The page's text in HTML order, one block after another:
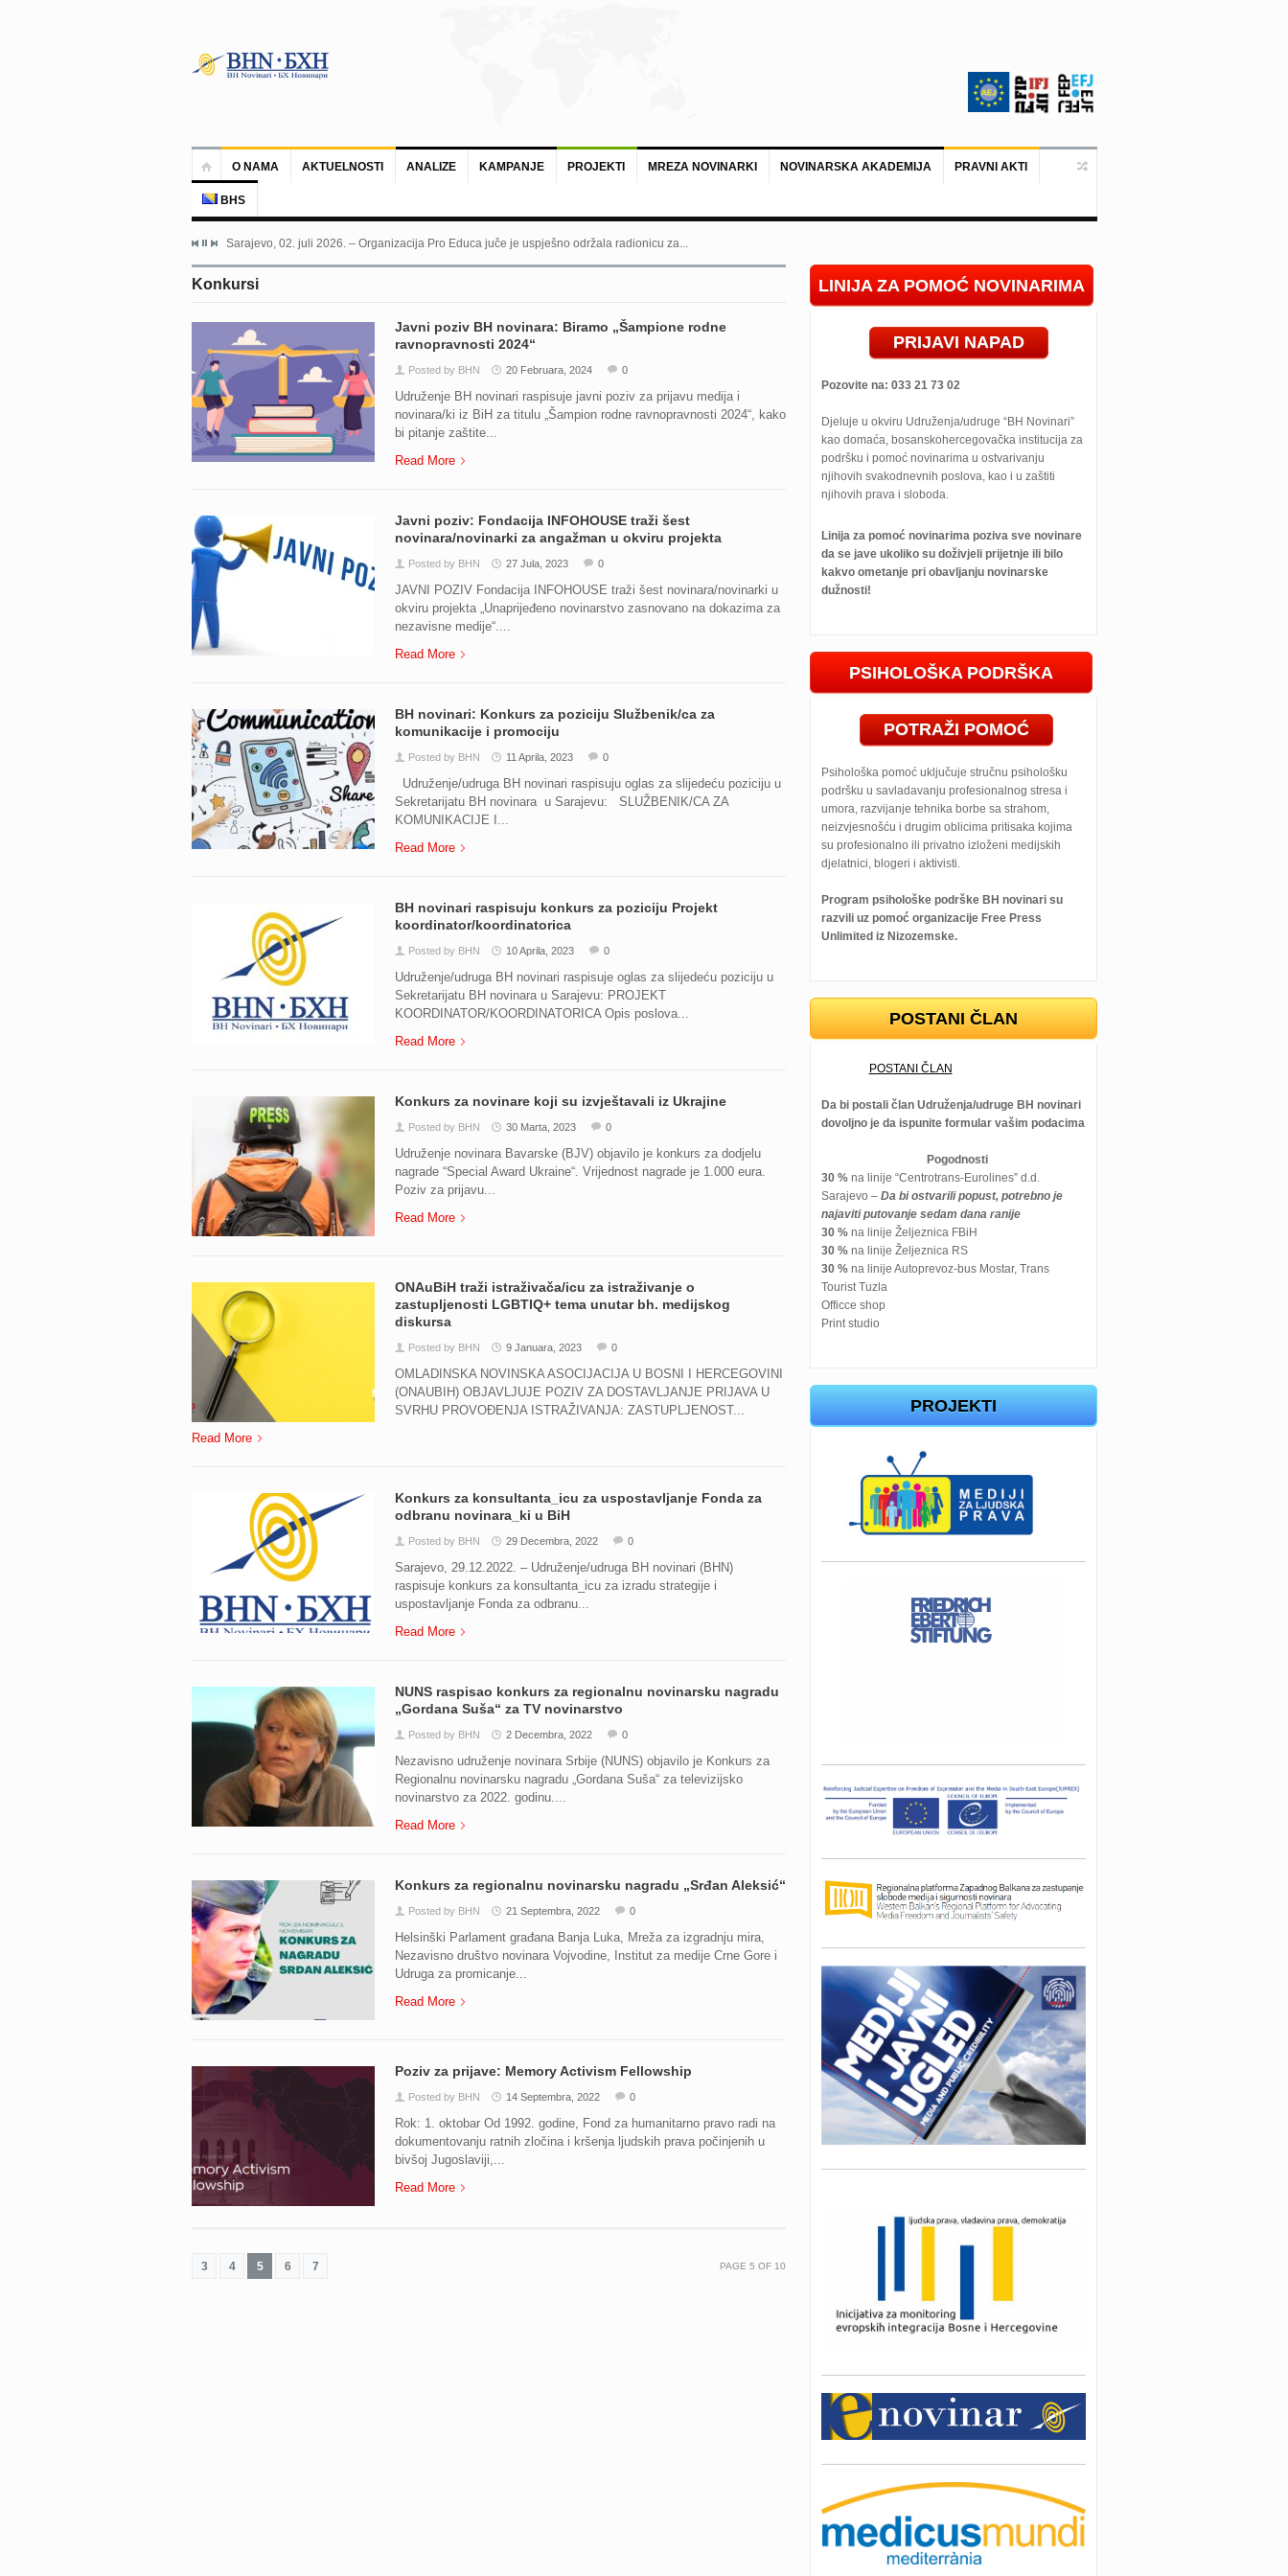
O NAMA AKTUELNOSTI ANALIZE KAMPANJE PROJEKTI MREZA NOVINARKI NOVINARSKA AKADEMIJA PRAVNI AKTI
BHS
Sarajevo, 02. juli 2026. – Organizacija Pro Educa juče je uspješno održala radionicu za...
Konkursi
Javni poziv BH novinara: Biramo „Šampione rodne
ravnopravnosti 2024“
Posted by BHN 20 Februara, 2024 0
Udruženje BH novinari raspisuje javni poziv za prijavu medija i
novinara/ki iz BiH za titulu „Šampion rodne ravnopravnosti 2024“, kako
bi pitanje zaštite...
Read More
Javni poziv: Fondacija INFOHOUSE traži šest
novinara/novinarki za angažman u okviru projekta
Posted by BHN 27 Jula, 2023 0
JAVNI POZIV Fondacija INFOHOUSE traži šest novinara/novinarki u
okviru projekta „Unaprijeđeno novinarstvo zasnovano na dokazima za
nezavisne medije“....
Read More
BH novinari: Konkurs za poziciju Službenik/ca za
komunikacije i promociju
Posted by BHN 11 Aprila, 2023 0
Udruženje/udruga BH novinari raspisuju oglas za slijedeću poziciju u
Sekretarijatu BH novinara u Sarajevu: SLUŽBENIK/CA ZA
KOMUNIKACIJE I...
Read More
BH novinari raspisuju konkurs za poziciju Projekt
koordinator/koordinatorica
Posted by BHN 10 Aprila, 2023 0
Udruženje/udruga BH novinari raspisuje oglas za slijedeću poziciju u
Sekretarijatu BH novinara u Sarajevu: PROJEKT
KOORDINATOR/KOORDINATORICA Opis poslova...
Read More
Konkurs za novinare koji su izvještavali iz Ukrajine
Posted by BHN 30 Marta, 2023 0
Udruženje novinara Bavarske (BJV) objavilo je konkurs za dodjelu
nagrade “Special Award Ukraine“. Vrijednost nagrade je 1.000 eura.
Poziv za prijavu...
Read More
ONAuBiH traži istraživača/icu za istraživanje o
zastupljenosti LGBTIQ+ tema unutar bh. medijskog
diskursa
Posted by BHN 9 Januara, 2023 0
OMLADINSKA NOVINSKA ASOCIJACIJA U BOSNI I HERCEGOVINI
(ONAUBIH) OBJAVLJUJE POZIV ZA DOSTAVLJANJE PRIJAVA U
SVRHU PROVOĐENJA ISTRAŽIVANJA: ZASTUPLJENOST...
Read More
Konkurs za konsultanta_icu za uspostavljanje Fonda za
odbranu novinara_ki u BiH
Posted by BHN 29 Decembra, 2022 0
Sarajevo, 29.12.2022. – Udruženje/udruga BH novinari (BHN)
raspisuje konkurs za konsultanta_icu za izradu strategije i
uspostavljanje Fonda za odbranu...
Read More
NUNS raspisao konkurs za regionalnu novinarsku nagradu
„Gordana Suša“ za TV novinarstvo
Posted by BHN 2 Decembra, 2022 0
Nezavisno udruženje novinara Srbije (NUNS) objavilo je Konkurs za
Regionalnu novinarsku nagradu „Gordana Suša“ za televizijsko
novinarstvo za 2022. godinu....
Read More
Konkurs za regionalnu novinarsku nagradu „Srđan Aleksić“
Posted by BHN 21 Septembra, 2022 0
Helsinški Parlament građana Banja Luka, Mreža za izgradnju mira,
Nezavisno društvo novinara Vojvodine, Institut za medije Crne Gore i
Udruga za promicanje...
Read More
Poziv za prijave: Memory Activism Fellowship
Posted by BHN 14 Septembra, 2022 0
Rok: 1. oktobar Od 1992. godine, Fond za humanitarno pravo radi na
dokumentovanju ratnih zločina i kršenja ljudskih prava počinjenih u
bivšoj Jugoslaviji,...
Read More
3 4 5 6 7 PAGE 5 OF 10
LINIJA ZA POMOĆ NOVINARIMA
PRIJAVI NAPAD
Pozovite na: 033 21 73 02
Djeluje u okviru Udruženja/udruge “BH Novinari”
kao domaća, bosanskohercegovačka institucija za
podršku i pomoć novinarima u ostvarivanju
njihovih svakodnevnih poslova, kao i u zaštiti
njihovih prava i sloboda.
Linija za pomoć novinarima poziva sve novinare
da se jave ukoliko su doživjeli prijetnje ili bilo
kakvo ometanje pri obavljanju novinarske
dužnosti!
PSIHOLOŠKA PODRŠKA
POTRAŽI POMOĆ
Psihološka pomoć uključuje stručnu psihološku
podršku u savladavanju profesionalnog stresa i
umora, razvijanje tehnika borbe sa strahom,
neizvjesnošću i drugim oblicima pritisaka kojima
su profesionalno ili privatno izloženi medijskih
djelatnici, blogeri i aktivisti.
Program psihološke podrške BH novinari su
razvili uz pomoć organizacije Free Press
Unlimited iz Nizozemske.
POSTANI ČLAN
POSTANI ČLAN
Da bi postali član Udruženja/udruge BH novinari
dovoljno je da ispunite formular vašim podacima
Pogodnosti
30 %na linije “Centrotrans-Eurolines” d.d.
Sarajevo – Da bi ostvarili popust, potrebno je
najaviti putovanje sedam dana ranije
30 %na linije Željeznica FBiH
30 %na linije Željeznica RS
30 %na linije Autoprevoz-bus Mostar, Trans
Tourist Tuzla
Officce shop
Print studio
PROJEKTI